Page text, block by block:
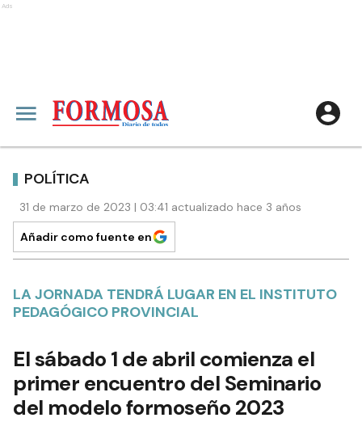
Ads
POLÍTICA
31 de marzo de 2023 | 03:41 actualizado hace 3 años
Añadir como fuente en
LA JORNADA TENDRÁ LUGAR EN EL INSTITUTO
PEDAGÓGICO PROVINCIAL
El sábado 1 de abril comienza el
primer encuentro del Seminario
del modelo formoseño 2023